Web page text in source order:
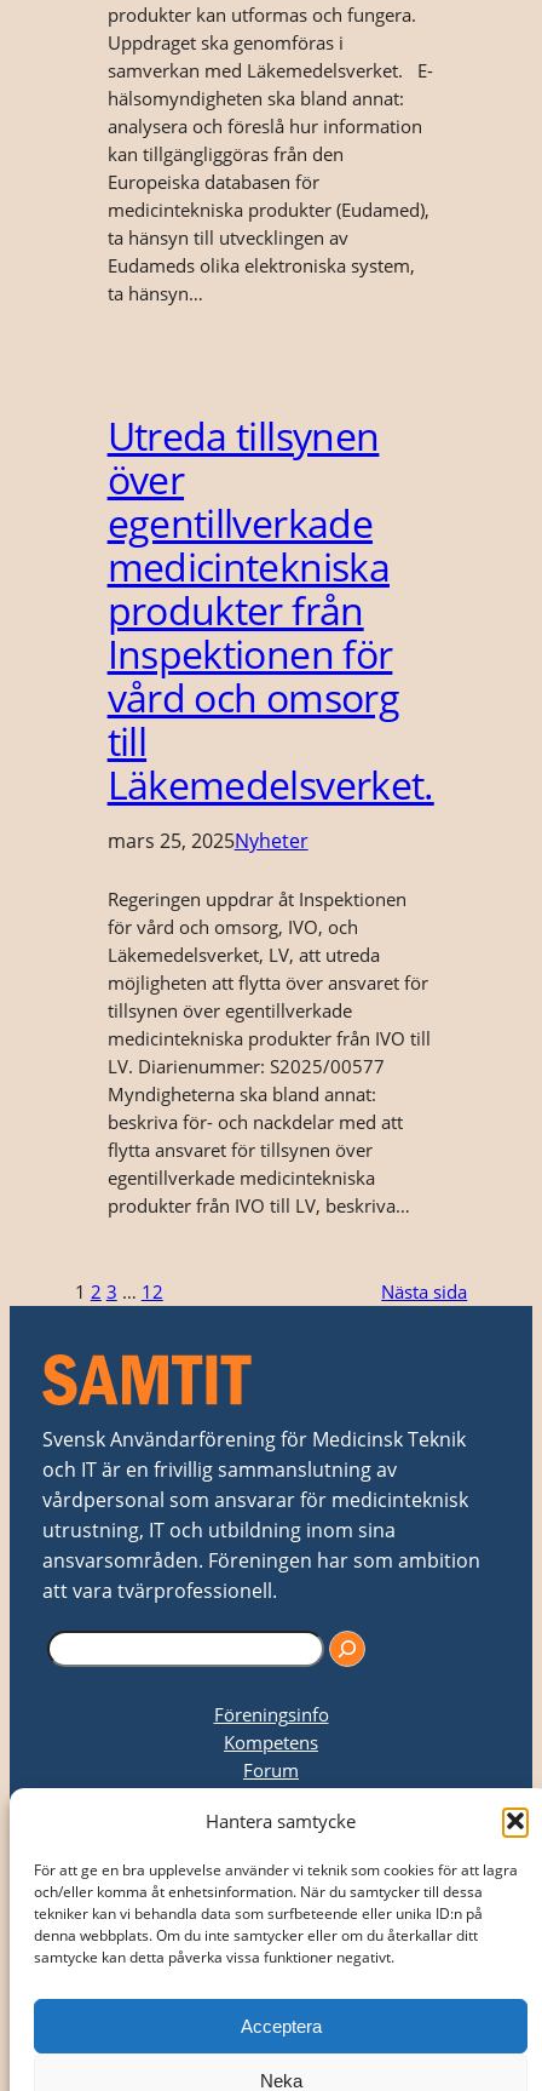
Hantera samtycke
För att ge en bra upplevelse använder vi teknik som cookies för att lagra
och/eller komma åt enhetsinformation. När du samtycker till dessa
tekniker kan vi behandla data som surfbeteende eller unika ID:n på
denna webbplats. Om du inte samtycker eller om du återkallar ditt
samtycke kan detta påverka vissa funktioner negativt.
Acceptera
Neka
produkter kan utformas och fungera.
Uppdraget ska genomföras i
samverkan med Läkemedelsverket. E-
hälsomyndigheten ska bland annat:
analysera och föreslå hur information
kan tillgängliggöras från den
Europeiska databasen för
medicintekniska produkter (Eudamed),
ta hänsyn till utvecklingen av
Eudameds olika elektroniska system,
ta hänsyn…
Utreda tillsynen
över
egentillverkade
medicintekniska
produkter från
Inspektionen för
vård och omsorg
till
Läkemedelsverket.
mars 25, 2025Nyheter
Regeringen uppdrar åt Inspektionen
för vård och omsorg, IVO, och
Läkemedelsverket, LV, att utreda
möjligheten att flytta över ansvaret för
tillsynen över egentillverkade
medicintekniska produkter från IVO till
LV. Diarienummer: S2025/00577
Myndigheterna ska bland annat:
beskriva för- och nackdelar med att
flytta ansvaret för tillsynen över
egentillverkade medicintekniska
produkter från IVO till LV, beskriva…
1 2 3 … 12 Nästa sida
Svensk Användarförening för Medicinsk Teknik
och IT är en frivillig sammanslutning av
vårdpersonal som ansvarar för medicinteknisk
utrustning, IT och utbildning inom sina
ansvarsområden. Föreningen har som ambition
att vara tvärprofessionell.
ö
k
Föreningsinfo
Kompetens
Forum
Kongress
Nyheter
Bli medlem
Logga in